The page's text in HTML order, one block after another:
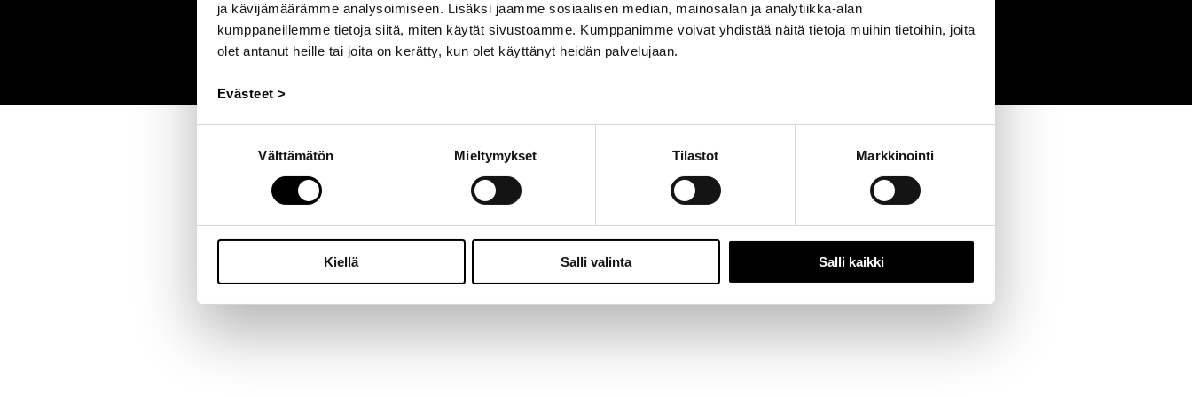
ja kävijämäärämme analysoimiseen. Lisäksi jaamme sosiaalisen median, mainosalan ja analytiikka-alan
kumppaneillemme tietoja siitä, miten käytät sivustoamme. Kumppanimme voivat yhdistää näitä tietoja muihin tietoihin, joita
olet antanut heille tai joita on kerätty, kun olet käyttänyt heidän palvelujaan.
Evästeet >
Välttämätön Mieltymykset Tilastot Markkinointi
Kiellä Salli valinta Salli kaikki
Jalasjärvi: Hallitie 1, 61600 Jalasjärvi | Avoinna: Ma-Pe 8:00 – 16:00 |06 457 5060
© 2024 - Seitoy Oy | Desing by
KOKO-Markkinointi